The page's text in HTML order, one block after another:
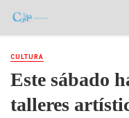
CULTURA
Este sábado
talleres